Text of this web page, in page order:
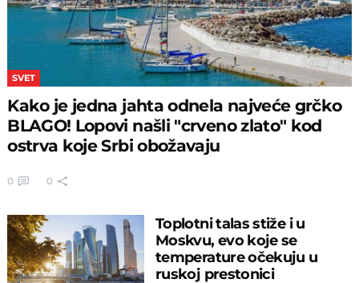
SVET
Kako je jedna jahta odnela najveće grčko
BLAGO! Lopovi našli "crveno zlato" kod
ostrva koje Srbi obožavaju
0 0
Toplotni talas stiže i u
Moskvu, evo koje se
temperature očekuju u
ruskoj prestonici